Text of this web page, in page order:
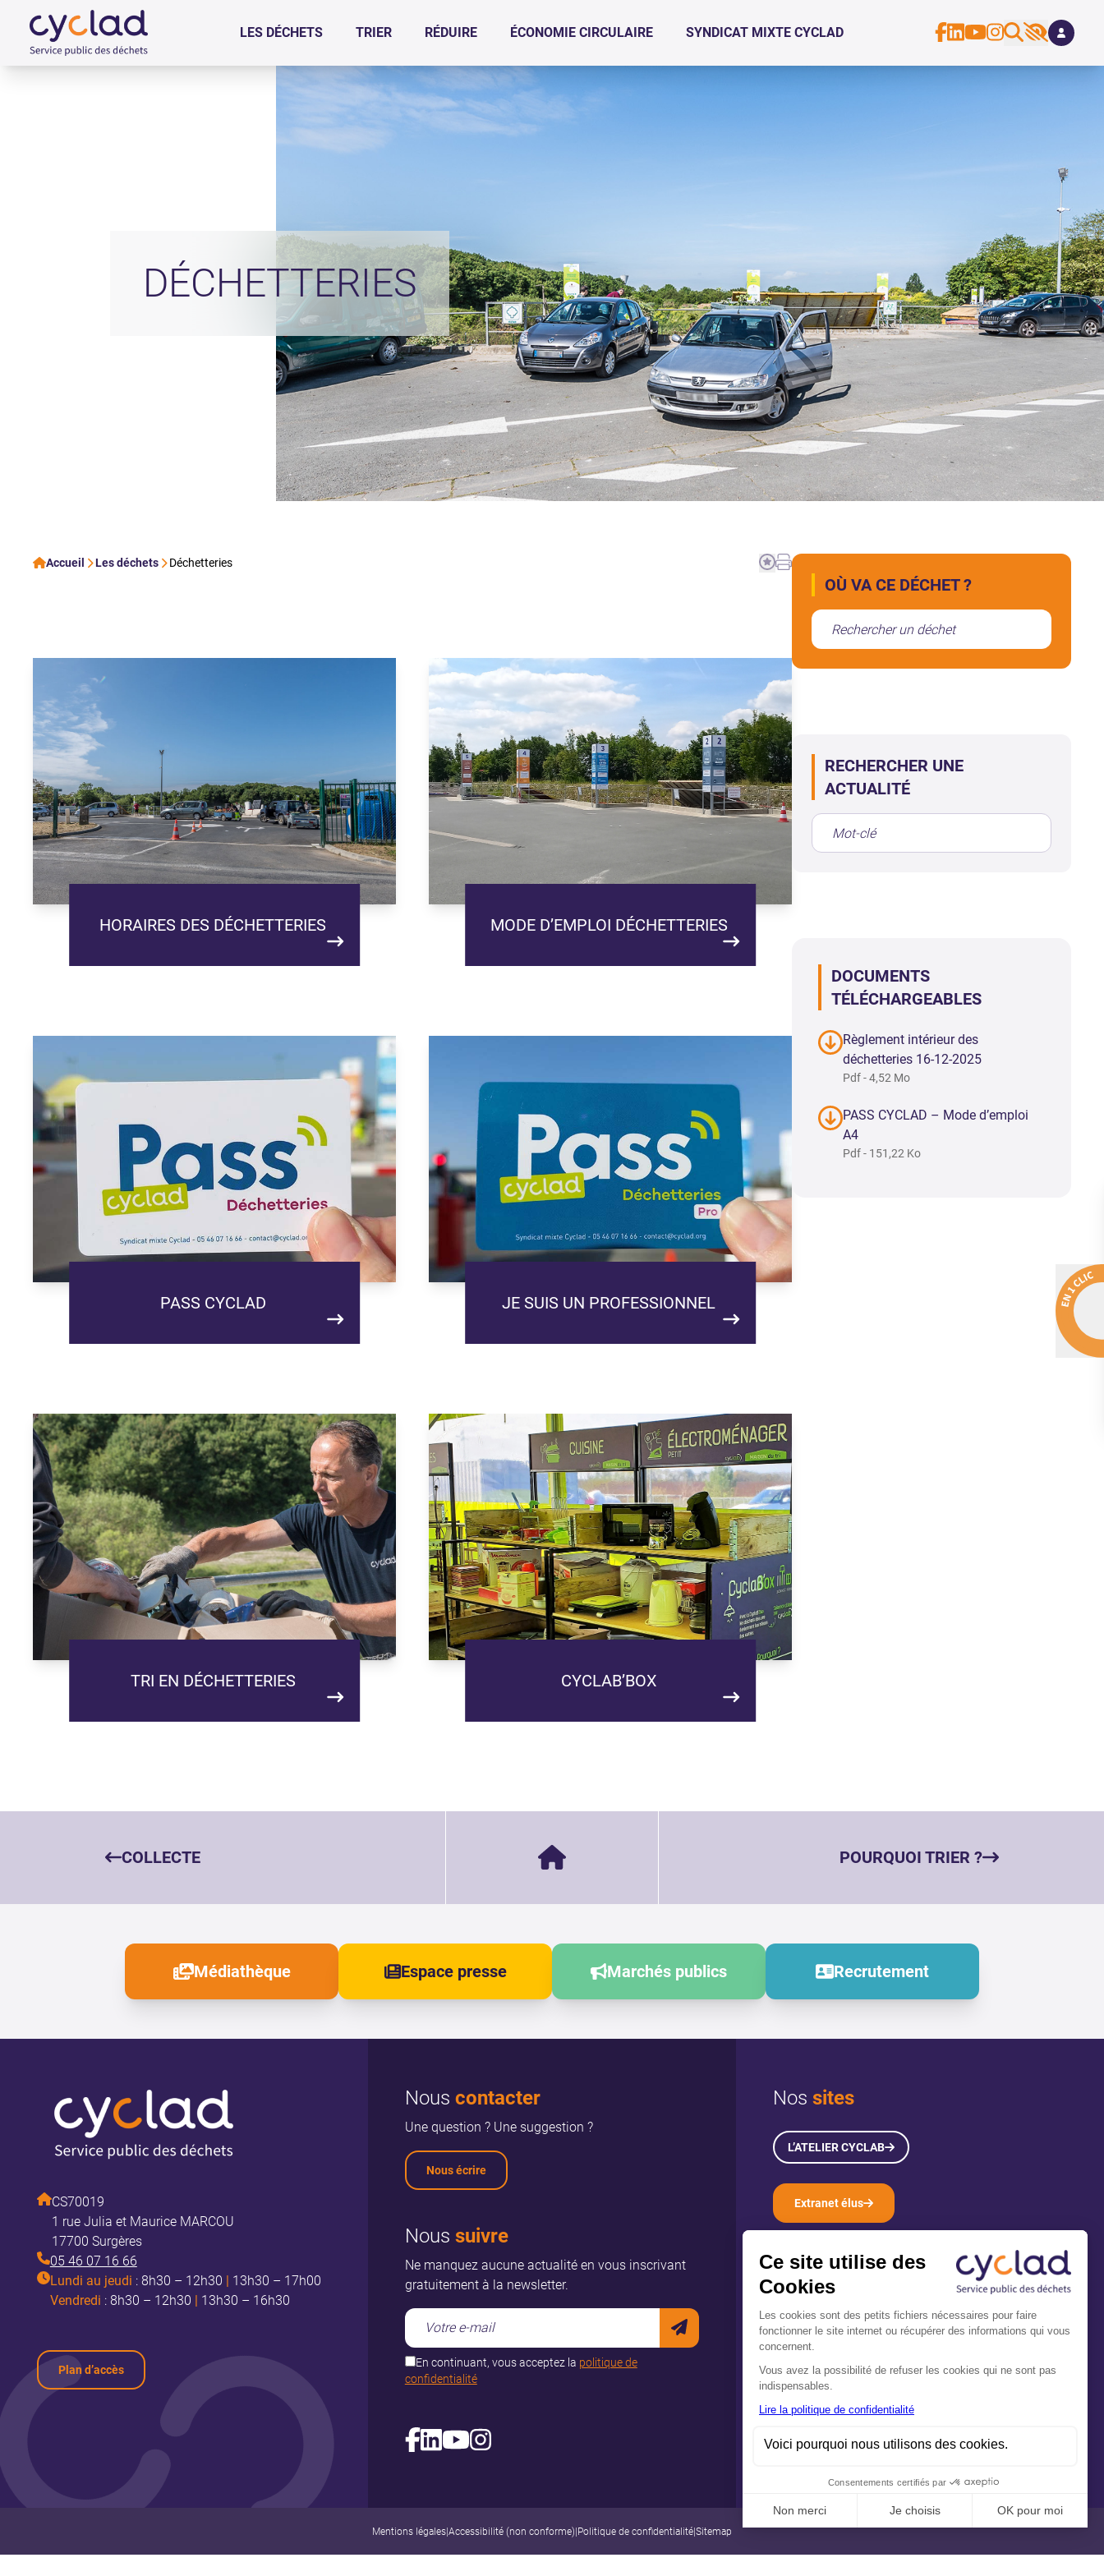
LES DÉCHETS TRIER RÉDUIRE ÉCONOMIE CIRCULAIRE SYNDICAT MIXTE CYCLAD
DÉCHETTERIES
Accueil Les déchets Déchetteries
HORAIRES DES DÉCHETTERIES MODE D’EMPLOI DÉCHETTERIES
PASS CYCLAD JE SUIS UN PROFESSIONNEL
TRI EN DÉCHETTERIES CYCLAB’BOX
OÙ VA CE DÉCHET ?
RECHERCHER UNE
ACTUALITÉ
DOCUMENTS
TÉLÉCHARGEABLES
Règlement intérieur des
déchetteries 16-12-2025
Pdf - 4,52 Mo
PASS CYCLAD – Mode d’emploi
A4
Pdf - 151,22 Ko
COLLECTE POURQUOI TRIER ?
Médiathèque Espace presse Marchés publics Recrutement
CS70019
1 rue Julia et Maurice MARCOU
17700 Surgères
05 46 07 16 66
Lundi au jeudi : 8h30 – 12h30 | 13h30 – 17h00
Vendredi : 8h30 – 12h30 | 13h30 – 16h30
Plan d’accès
Nous contacter
Une question ? Une suggestion ?
Nous écrire
Nous suivre
Ne manquez aucune actualité en vous inscrivant
gratuitement à la newsletter.
En continuant, vous acceptez la politique de
confidentialité
Nos sites
L’ATELIER CYCLAB
Extranet élus
Mentions légales|Accessibilité (non conforme)|Politique de confidentialité|Sitemap